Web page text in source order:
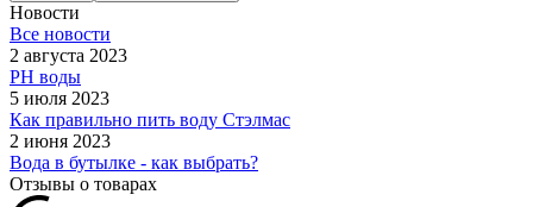
Новости
Все новости
2 августа 2023
PH воды
5 июля 2023
Как правильно пить воду Стэлмас
2 июня 2023
Вода в бутылке - как выбрать?
Отзывы о товарах